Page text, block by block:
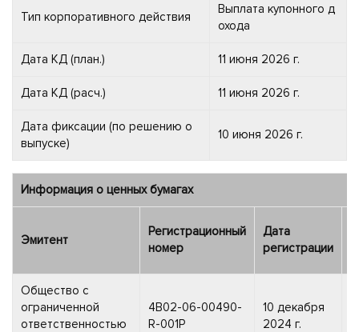
Тип корпоративного действия
Выплата купонного д
охода
Дата КД (план.) 11 июня 2026 г.
Дата КД (расч.) 11 июня 2026 г.
Дата фиксации (по решению о
выпуске)
10 июня 2026 г.
Информация о ценных бумагах
Эмитент
Регистрационный
номер
Дата
регистрации
Общество с
ограниченной
ответственностью
4B02-06-00490-
R-001P
10 декабря
2024 г.